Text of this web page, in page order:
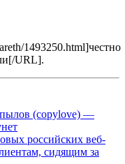
1493250.html]честно
URL].
(copylove) —
российских веб-
сидящим за